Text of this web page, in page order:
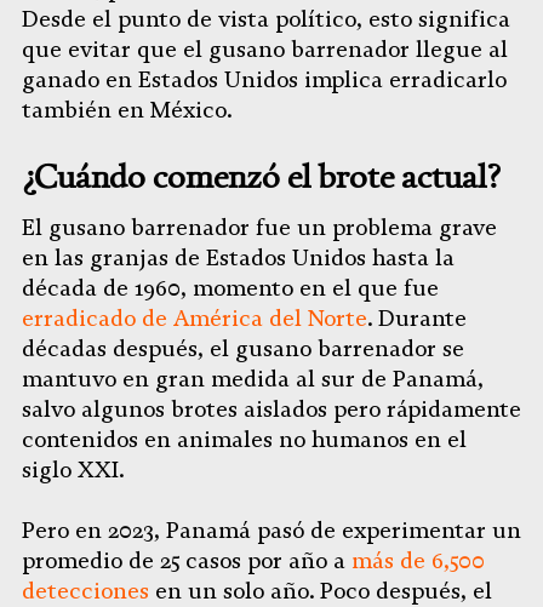
Desde el punto de vista político, esto significa
que evitar que el gusano barrenador llegue al
ganado en Estados Unidos implica erradicarlo
también en México.
¿Cuándo comenzó el brote actual?
El gusano barrenador fue un problema grave
en las granjas de Estados Unidos hasta la
década de 1960, momento en el que fue
erradicado de América del Norte. Durante
décadas después, el gusano barrenador se
mantuvo en gran medida al sur de Panamá,
salvo algunos brotes aislados pero rápidamente
contenidos en animales no humanos en el
siglo XXI.
Pero en 2023, Panamá pasó de experimentar un
promedio de 25 casos por año a más de 6,500
detecciones en un solo año. Poco después, el